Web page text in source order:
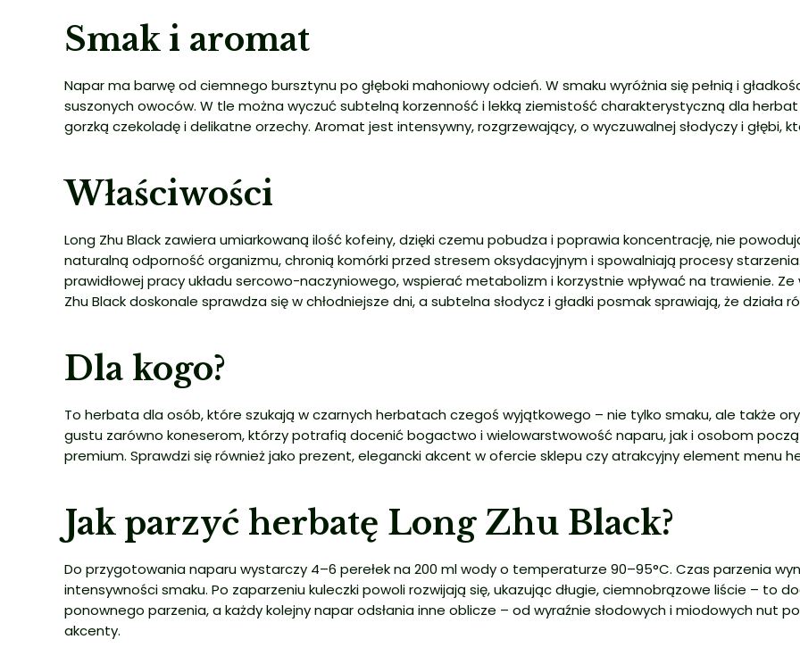
Smak i aromat
Napar ma barwę od ciemnego bursztynu po głęboki mahoniowy odcień. W smaku wyróżnia się pełnią i
suszonych owoców. W tle można wyczuć subtelną korzenność i lekką ziemistość charakterystyczną dla
gorzką czekoladę i delikatne orzechy. Aromat jest intensywny, rozgrzewający, o wyczuwalnej słodyczy i głębi,
Właściwości
Long Zhu Black zawiera umiarkowaną ilość kofeiny, dzięki czemu pobudza i poprawia koncentrację, nie
naturalną odporność organizmu, chronią komórki przed stresem oksydacyjnym i spowalniają procesy
prawidłowej pracy układu sercowo-naczyniowego, wspierać metabolizm i korzystnie wpływać na trawienie.
Zhu Black doskonale sprawdza się w chłodniejsze dni, a subtelna słodycz i gładki posmak sprawiają, że działa
Dla kogo?
To herbata dla osób, które szukają w czarnych herbatach czegoś wyjątkowego – nie tylko smaku, ale także
gustu zarówno koneserom, którzy potrafią docenić bogactwo i wielowarstwowość naparu, jak i osobom
premium. Sprawdzi się również jako prezent, elegancki akcent w ofercie sklepu czy atrakcyjny element menu
Jak parzyć herbatę Long Zhu Black?
Do przygotowania naparu wystarczy 4–6 perełek na 200 ml wody o temperaturze 90–95°C. Czas parzenia
intensywności smaku. Po zaparzeniu kuleczki powoli rozwijają się, ukazując długie, ciemnobrązowe liście – to
ponownego parzenia, a każdy kolejny napar odsłania inne oblicze – od wyraźnie słodowych i miodowych nut
akcenty.